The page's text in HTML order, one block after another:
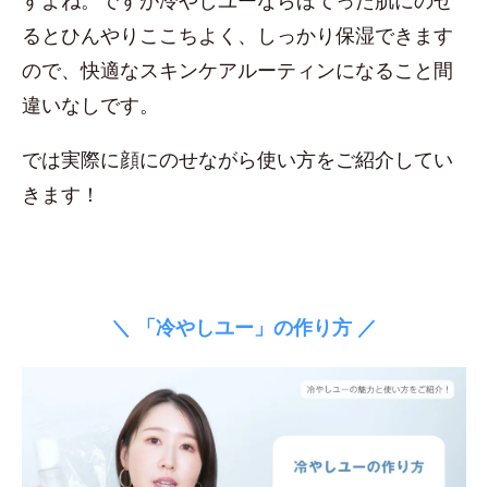
るとひんやりここちよく、しっかり保湿できます
ので、快適なスキンケアルーティンになること間
違いなしです。
では実際に顔にのせながら使い方をご紹介してい
きます！
＼ 「冷やしユー」の作り方 ／